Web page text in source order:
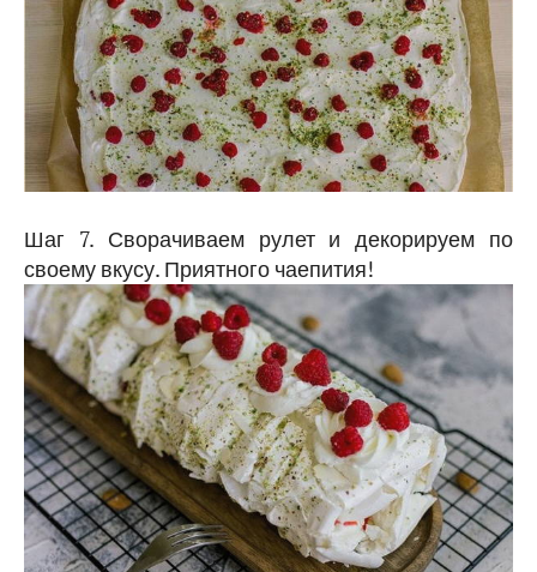
Шаг 7. Сворачиваем рулет и декорируем по
своему вкусу. Приятного чаепития!